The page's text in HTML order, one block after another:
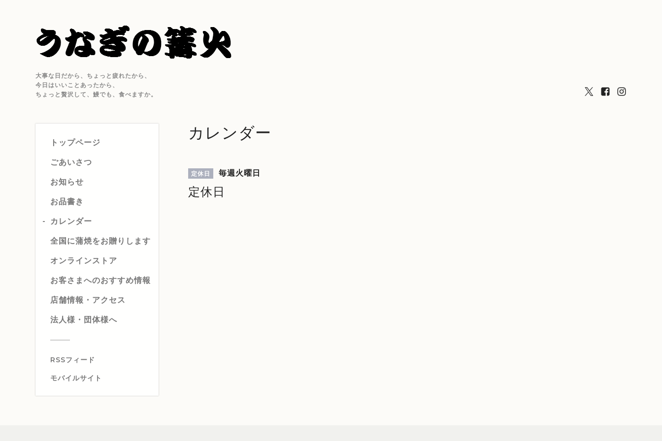
大事な日だから、ちょっと疲れたから、
今日はいいことあったから、
ちょっと贅沢して、鰻でも、食べますか。
トップページ
ごあいさつ
お知らせ
お品書き
カレンダー
全国に蒲焼をお贈りします
オンラインストア
お客さまへのおすすめ情報
店舗情報・アクセス
法人様・団体様へ
RSSフィード
モバイルサイト
カレンダー
定休日 毎週火曜日
定休日